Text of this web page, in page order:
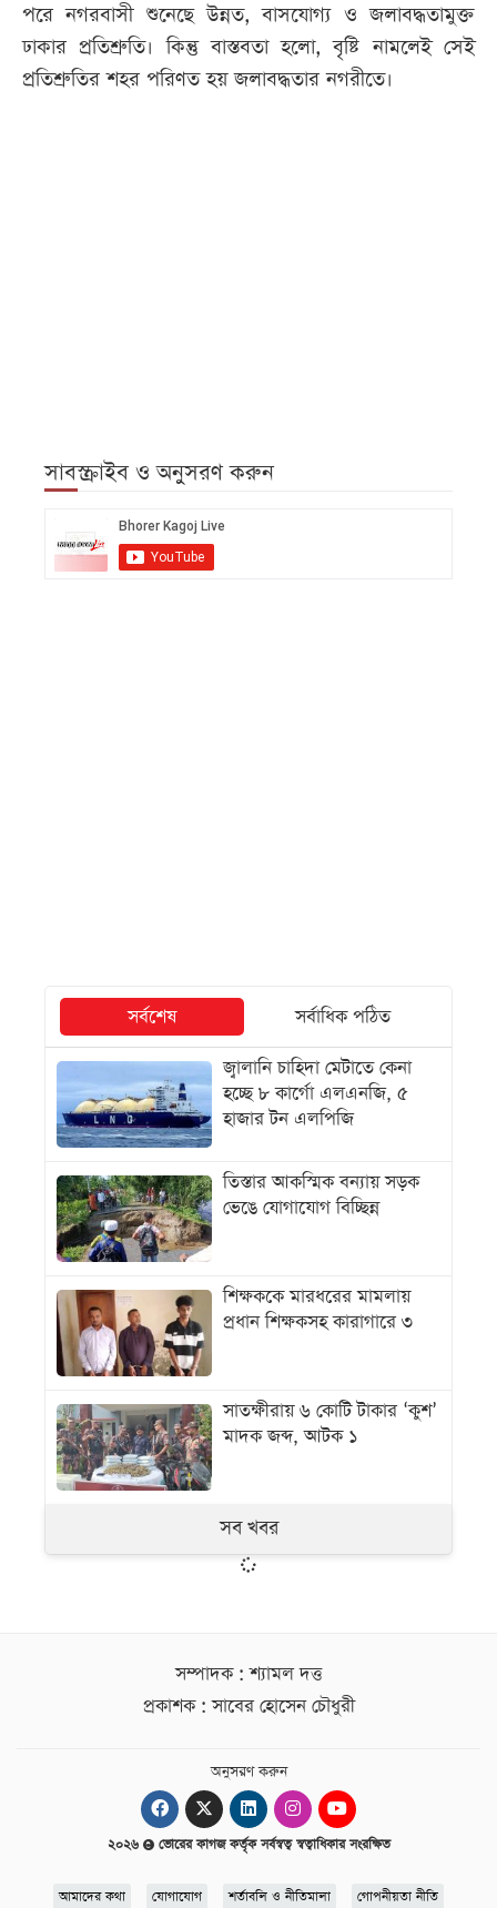
পরে নগরবাসী শুনেছে উন্নত, বাসযোগ্য ও জলাবদ্ধতামুক্ত
ঢাকার প্রতিশ্রুতি। কিন্তু বাস্তবতা হলো, বৃষ্টি নামলেই সেই
প্রতিশ্রুতির শহর পরিণত হয় জলাবদ্ধতার নগরীতে।
সাবস্ক্রাইব ও অনুসরণ করুন
সর্বশেষ
সর্বাধিক পঠিত
জ্বালানি চাহিদা মেটাতে কেনা
হচ্ছে ৮ কার্গো এলএনজি, ৫
হাজার টন এলপিজি
তিস্তার আকস্মিক বন্যায় সড়ক
ভেঙে যোগাযোগ বিচ্ছিন্ন
শিক্ষককে মারধরের মামলায়
প্রধান শিক্ষকসহ কারাগারে ৩
সাতক্ষীরায় ৬ কোটি টাকার ‘কুশ’
মাদক জব্দ, আটক ১
সব খবর
সম্পাদক : শ্যামল দত্ত
প্রকাশক : সাবের হোসেন চৌধুরী
অনুসরণ করুন
২০২৬ ভোরের কাগজ কর্তৃক সর্বস্বত্ব স্বত্বাধিকার সংরক্ষিত
আমাদের কথা যোগাযোগ শর্তাবলি ও নীতিমালা গোপনীয়তা নীতি